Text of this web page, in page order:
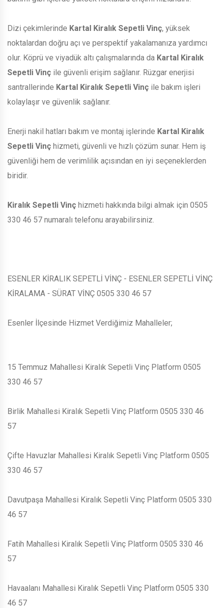
Dizi çekimlerinde Kartal Kiralık Sepetli Vinç, yüksek
noktalardan doğru açı ve perspektif yakalamanıza yardımcı
olur. Köprü ve viyadük altı çalışmalarında da Kartal Kiralık
Sepetli Vinç ile güvenli erişim sağlanır. Rüzgar enerjisi
santrallerinde Kartal Kiralık Sepetli Vinç ile bakım işleri
kolaylaşır ve güvenlik sağlanır.
Enerji nakil hatları bakım ve montaj işlerinde Kartal Kiralık
Sepetli Vinç hizmeti, güvenli ve hızlı çözüm sunar. Hem iş
güvenliği hem de verimlilik açısından en iyi seçeneklerden
biridir.
Kiralık Sepetli Vinç hizmeti hakkında bilgi almak için 0505
330 46 57 numaralı telefonu arayabilirsiniz.
ESENLER KİRALIK SEPETLİ VİNÇ - ESENLER SEPETLİ VİNÇ
KİRALAMA - SÜRAT VİNÇ 0505 330 46 57
Esenler İlçesinde Hizmet Verdiğimiz Mahalleler;
15 Temmuz Mahallesi Kiralık Sepetli Vinç Platform 0505
330 46 57
Birlik Mahallesi Kiralık Sepetli Vinç Platform 0505 330 46
57
Çifte Havuzlar Mahallesi Kiralık Sepetli Vinç Platform 0505
330 46 57
Davutpaşa Mahallesi Kiralık Sepetli Vinç Platform 0505 330
46 57
Fatih Mahallesi Kiralık Sepetli Vinç Platform 0505 330 46
57
Havaalanı Mahallesi Kiralık Sepetli Vinç Platform 0505 330
46 57